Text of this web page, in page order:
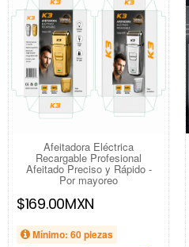
Afeitadora Eléctrica
Recargable Profesional
Afeitado Preciso y Rápido -
Por mayoreo
$169.00MXN
Mínimo: 60 piezas